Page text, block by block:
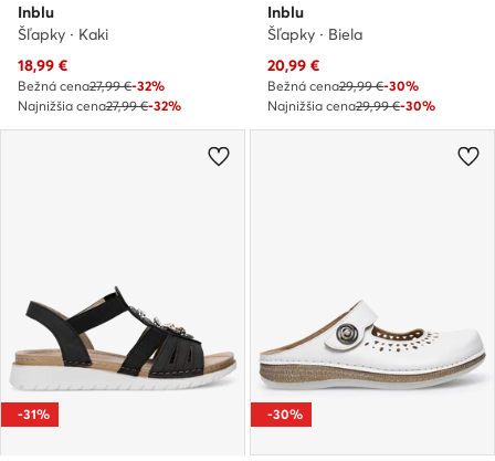
Inblu
Šľapky · Kaki
Aktuálna cena
18,99 €
Bežná cena27,99 €-32%
Najnižšia cena27,99 €-32%
Inblu
Šľapky · Biela
Aktuálna cena
20,99 €
Bežná cena29,99 €-30%
Najnižšia cena29,99 €-30%
-31% -30%